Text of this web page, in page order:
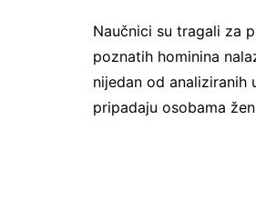
Naučnici su tragali za
poznatih hominina
nijedan od analiziranih
pripadaju osobama